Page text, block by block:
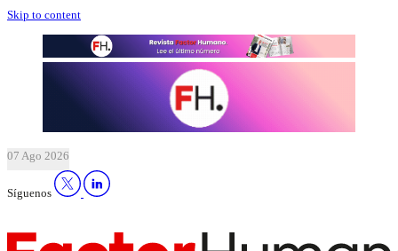
Skip to content
07 Ago 2026
Síguenos